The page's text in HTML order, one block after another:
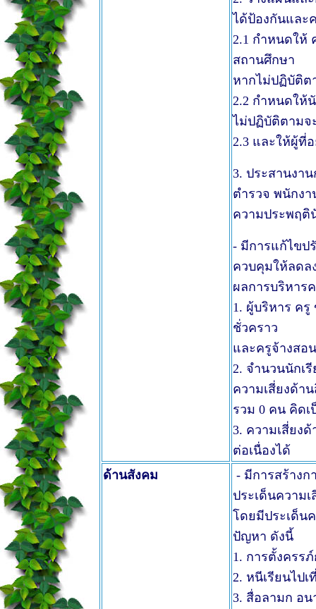
ได้ป้องกันและ
2.1 กำหนดให้
สถานศึกษา
หากไม่ปฏิบัติต
2.2 กำหนดให้
ไม่ปฏิบัติตามจ
2.3 และให้ผู้ที่
3. ประสานงา
ตำรวจ พนักงา
ความประพฤติ
- มีการแก้ไขป
ควบคุมให้ลดล
ผลการบริหาร
1. ผู้บริหาร ครู
ชั่วคราว
และครูจ้างสอ
2. จำนวนนักเ
ความเสี่ยงด้า
รวม 0 คน คิดเ
3. ความเสี่ยง
ต่อเนื่องได้
ด้านสังคม
- มีการสร้างก
ประเด็นความ
โดยมีประเด็น
ปัญหา ดังนี้
1. การตั้งครร
2. หนีเรียนไปเ
3. สื่อลามก อน